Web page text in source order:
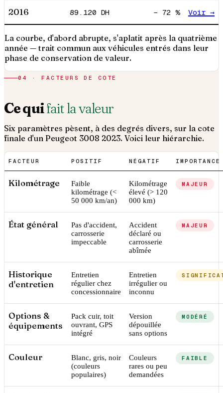
2016 89.120 DH − 72 % Voir →
La courbe, d'abord abrupte, s'aplatit après la quatrième
année — trait commun aux véhicules entrés dans leur
phase de conservation de valeur.
04 · FACTEURS DE COTE
Ce quifait la valeur
Six paramètres pèsent, à des degrés divers, sur la cote
finale d'un Peugeot 3008 2023. Voici leur hiérarchie.
FACTEUR POSITIF NÉGATIF IMPORTANCE
Kilométrage
Faible
kilométrage (<
50 000 km/an)
Kilométrage
élevé (> 120
000 km)
MAJEUR
État général
Pas d'accident,
carrosserie
impeccable
Accident
déclaré ou
carrosserie
abîmée
MAJEUR
Historique
d'entretien
Entretien
régulier chez
concessionnaire
Entretien
irrégulier ou
inconnu
Options &
équipements
Pack cuir, toit
ouvrant, GPS
intégré
Version
dépouillée
sans options
MODÉRÉ
Couleur
Blanc, gris, noir
(couleurs
populaires)
Couleurs
rares ou peu
demandées
FAIBLE